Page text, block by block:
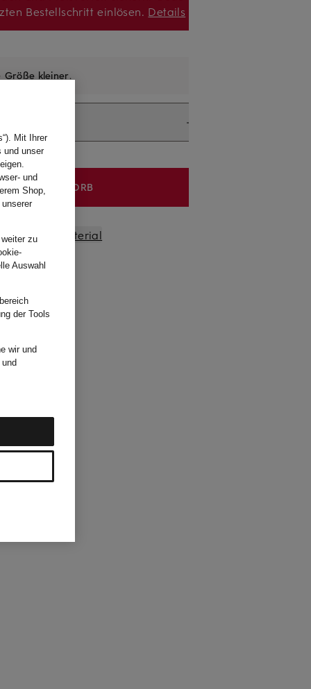
Bestellschritt einlösen. Details
Größe kleiner.
DEN WARENKORB
und Material
Mit Ihrer
und unser
und
Shop,
zu
Auswahl
der Tools
wir und
und